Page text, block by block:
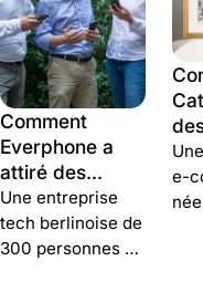
Comment
Everphone a
attiré des
talents qualifiés
pour son
expansion
Une entreprise
tech berlinoise de
300 personnes a
de
e-